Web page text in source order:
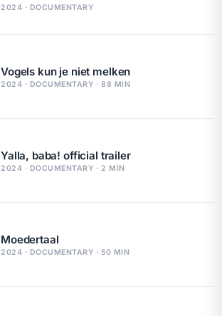
2024 · DOCUMENTARY
Vogels kun je niet melken
2024 · DOCUMENTARY · 88 MIN
Yalla, baba! official trailer
2024 · DOCUMENTARY · 2 MIN
Moedertaal
2024 · DOCUMENTARY · 50 MIN